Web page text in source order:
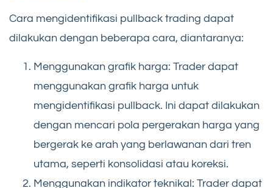
Cara mengidentifikasi pullback trading dapat
dilakukan dengan beberapa cara, diantaranya:
Menggunakan grafik harga: Trader dapat
menggunakan grafik harga untuk
mengidentifikasi pullback. Ini dapat dilakukan
dengan mencari pola pergerakan harga yang
bergerak ke arah yang berlawanan dari tren
utama, seperti konsolidasi atau koreksi.
Menggunakan indikator teknikal: Trader dapat